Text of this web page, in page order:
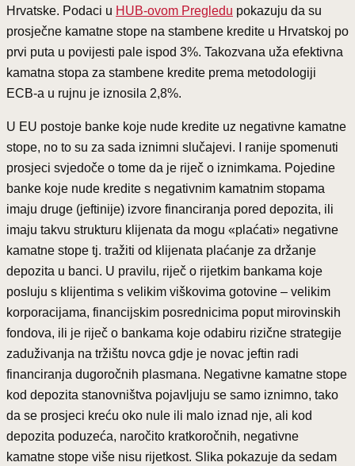
Hrvatske. Podaci u HUB-ovom Pregledu pokazuju da su
prosječne kamatne stope na stambene kredite u Hrvatskoj po
prvi puta u povijesti pale ispod 3%. Takozvana uža efektivna
kamatna stopa za stambene kredite prema metodologiji
ECB-a u rujnu je iznosila 2,8%.
U EU postoje banke koje nude kredite uz negativne kamatne
stope, no to su za sada iznimni slučajevi. I ranije spomenuti
prosjeci svjedoče o tome da je riječ o iznimkama. Pojedine
banke koje nude kredite s negativnim kamatnim stopama
imaju druge (jeftinije) izvore financiranja pored depozita, ili
imaju takvu strukturu klijenata da mogu «plaćati» negativne
kamatne stope tj. tražiti od klijenata plaćanje za držanje
depozita u banci. U pravilu, riječ o rijetkim bankama koje
posluju s klijentima s velikim viškovima gotovine – velikim
korporacijama, financijskim posrednicima poput mirovinskih
fondova, ili je riječ o bankama koje odabiru rizične strategije
zaduživanja na tržištu novca gdje je novac jeftin radi
financiranja dugoročnih plasmana. Negativne kamatne stope
kod depozita stanovništva pojavljuju se samo iznimno, tako
da se prosjeci kreću oko nule ili malo iznad nje, ali kod
depozita poduzeća, naročito kratkoročnih, negativne
kamatne stope više nisu rijetkost. Slika pokazuje da sedam